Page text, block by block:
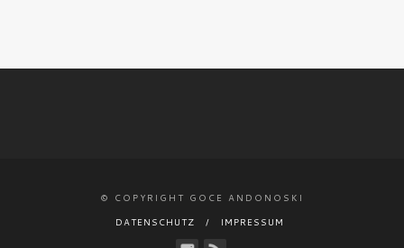
© COPYRIGHT GOCE ANDONOSKI
DATENSCHUTZ
IMPRESSUM